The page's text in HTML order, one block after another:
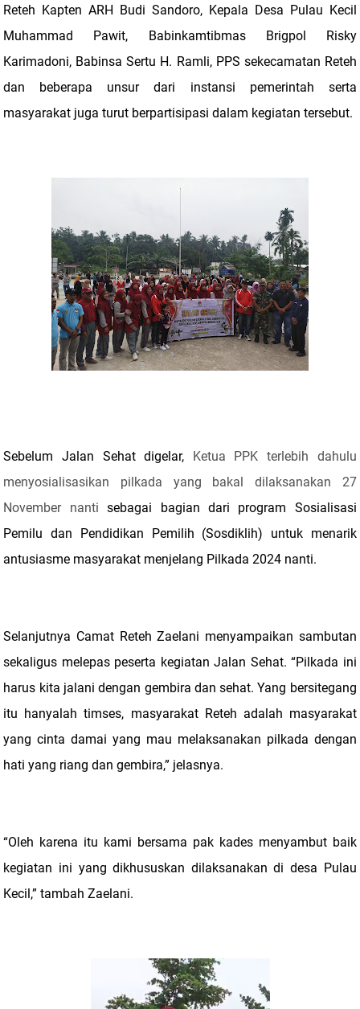
Reteh Kapten ARH Budi Sandoro, Kepala Desa Pulau Kecil
Muhammad Pawit, Babinkamtibmas Brigpol Risky
Karimadoni, Babinsa Sertu H. Ramli, PPS sekecamatan Reteh
dan beberapa unsur dari instansi pemerintah serta
masyarakat juga turut berpartisipasi dalam kegiatan tersebut.
Sebelum Jalan Sehat digelar, Ketua PPK terlebih dahulu
menyosialisasikan pilkada yang bakal dilaksanakan 27
November nantisebagai bagian dari program Sosialisasi
Pemilu dan Pendidikan Pemilih (Sosdiklih) untuk menarik
antusiasme masyarakat menjelang Pilkada 2024 nanti.
Selanjutnya Camat Reteh Zaelani menyampaikan sambutan
sekaligus melepas peserta kegiatan Jalan Sehat. “Pilkada ini
harus kita jalani dengan gembira dan sehat. Yang bersitegang
itu hanyalah timses, masyarakat Reteh adalah masyarakat
yang cinta damai yang mau melaksanakan pilkada dengan
hati yang riang dan gembira,” jelasnya.
“Oleh karena itu kami bersama pak kades menyambut baik
kegiatan ini yang dikhususkan dilaksanakan di desa Pulau
Kecil,” tambah Zaelani.